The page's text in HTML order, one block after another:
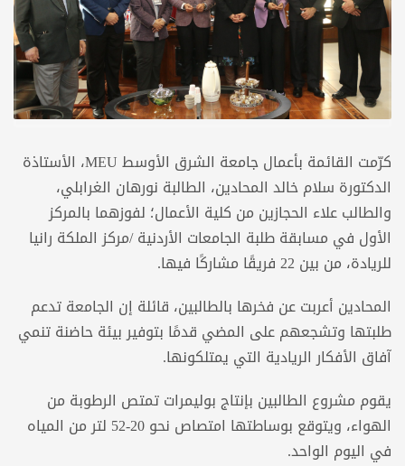
كرّمت القائمة بأعمال جامعة الشرق الأوسط MEU، الأستاذة
الدكتورة سلام خالد المحادين، الطالبة نورهان الغرابلي،
والطالب علاء الحجازين من كلية الأعمال؛ لفوزهما بالمركز
الأول في مسابقة طلبة الجامعات الأردنية /مركز الملكة رانيا
للريادة، من بين 22 فريقًا مشاركًا فيها.
المحادين أعربت عن فخرها بالطالبين، قائلة إن الجامعة تدعم
طلبتها وتشجعهم على المضي قدمًا بتوفير بيئة حاضنة تنمي
آفاق الأفكار الريادية التي يمتلكونها.
يقوم مشروع الطالبين بإنتاج بوليمرات تمتص الرطوبة من
الهواء، ويتوقع بوساطتها امتصاص نحو 20-52 لتر من المياه
في اليوم الواحد.